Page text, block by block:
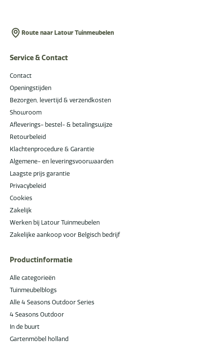
Route naar Latour Tuinmeubelen
Service & Contact
Contact
Openingstijden
Bezorgen, levertijd & verzendkosten
Showroom
Afleverings- bestel- & betalingswijze
Retourbeleid
Klachtenprocedure & Garantie
Algemene- en leveringsvoorwaarden
Laagste prijs garantie
Privacybeleid
Cookies
Zakelijk
Werken bij Latour Tuinmeubelen
Zakelijke aankoop voor Belgisch bedrijf
Productinformatie
Alle categorieën
Tuinmeubelblogs
Alle 4 Seasons Outdoor Series
4 Seasons Outdoor
In de buurt
Gartenmöbel holland